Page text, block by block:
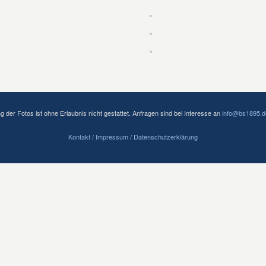
der Fotos ist ohne Erlaubnis nicht gestattet. Anfragen sind bei Interesse an
Kontakt / Impressum/ Datenschutzerklärung